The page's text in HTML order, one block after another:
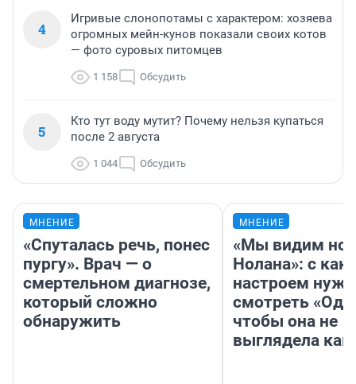
4
Игривые слонопотамы с характером: хозяева
огромных мейн-кунов показали своих котов
— фото суровых питомцев
1 158 Обсудить
5
Кто тут воду мутит? Почему нельзя купаться
после 2 августа
1 044 Обсудить
МНЕНИЕ
«Спуталась речь, понес
пургу». Врач — о
смертельном диагнозе,
который сложно
обнаружить
МНЕНИЕ
«Мы видим
Нолана»: с
настроем
смотреть
чтобы она не
выглядела как